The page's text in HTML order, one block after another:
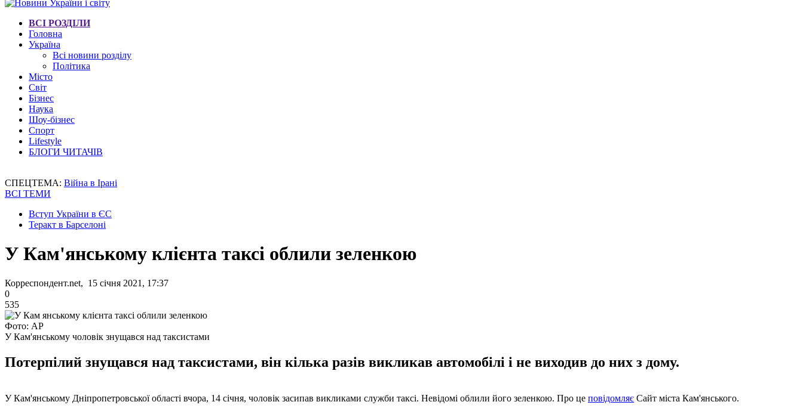
ВСІ РОЗДІЛИ
Головна
Україна
Всі новини розділу
Політика
Місто
Світ
Бізнес
Наука
Шоу-бізнес
Спорт
Lifestyle
БЛОГИ ЧИТАЧІВ
СПЕЦТЕМА: Війна в Ірані
ВСІ ТЕМИ
Вступ України в ЄС
Теракт в Барселоні
У Кам'янському клієнта таксі облили зеленкою
Корреспондент.net, 15 січня 2021, 17:37
0
535
Фото: AP
У Кам'янському чоловік знущався над таксистами
Потерпілий знущався над таксистами, він кілька разів викликав автомобілі і не виходив до них з дому.
У Кам'янському Дніпропетровської області вчора, 14 січня, чоловік засипав викликами служби таксі. Невідомі облили його зеленкою. Про це повідомляє Сайт міста Кам'янського.